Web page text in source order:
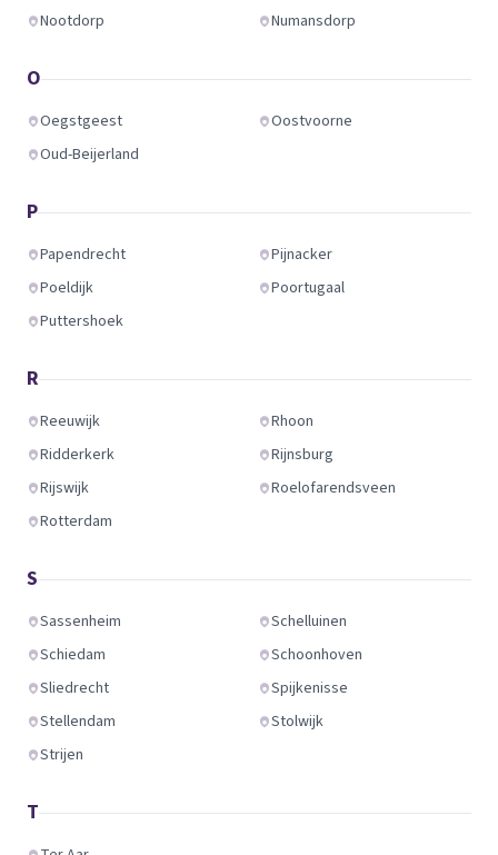
Nootdorp
Numansdorp
O
Oegstgeest
Oostvoorne
Oud-Beijerland
P
Papendrecht
Pijnacker
Poeldijk
Poortugaal
Puttershoek
R
Reeuwijk
Rhoon
Ridderkerk
Rijnsburg
Rijswijk
Roelofarendsveen
Rotterdam
S
Sassenheim
Schelluinen
Schiedam
Schoonhoven
Sliedrecht
Spijkenisse
Stellendam
Stolwijk
Strijen
T